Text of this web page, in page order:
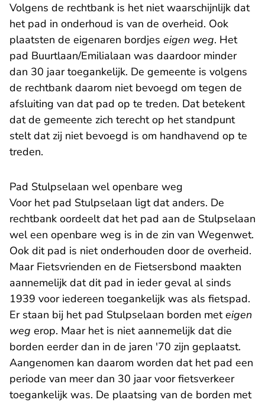
Volgens de rechtbank is het niet waarschijnlijk dat
het pad in onderhoud is van de overheid. Ook
plaatsten de eigenaren bordjes eigen weg. Het
pad Buurtlaan/Emilialaan was daardoor minder
dan 30 jaar toegankelijk. De gemeente is volgens
de rechtbank daarom niet bevoegd om tegen de
afsluiting van dat pad op te treden. Dat betekent
dat de gemeente zich terecht op het standpunt
stelt dat zij niet bevoegd is om handhavend op te
treden.
Pad Stulpselaan wel openbare weg
Voor het pad Stulpselaan ligt dat anders. De
rechtbank oordeelt dat het pad aan de Stulpselaan
wel een openbare weg is in de zin van Wegenwet.
Ook dit pad is niet onderhouden door de overheid.
Maar Fietsvrienden en de Fietsersbond maakten
aannemelijk dat dit pad in ieder geval al sinds
1939 voor iedereen toegankelijk was als fietspad.
Er staan bij het pad Stulpselaan borden meteigen
weg erop. Maar het is niet aannemelijk dat die
borden eerder dan in de jaren '70 zijn geplaatst.
Aangenomen kan daarom worden dat het pad een
periode van meer dan 30 jaar voor fietsverkeer
toegankelijk was. De plaatsing van de borden met